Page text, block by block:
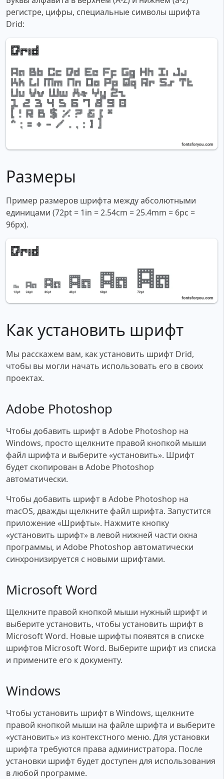
регистре, цифры, специальные символы шрифта
Drid:
Размеры
Пример размеров шрифта между абсолютными
единицами (72pt = 1in = 2.54cm = 25.4mm = 6pc =
96px).
Как установить шрифт
Мы расскажем вам, как установить шрифт Drid,
чтобы вы могли начать использовать его в своих
проектах.
Adobe Photoshop
Чтобы добавить шрифт в Adobe Photoshop на
Windows, просто щелкните правой кнопкой мыши
файл шрифта и выберите «установить». Шрифт
будет скопирован в Adobe Photoshop
автоматически.
Чтобы добавить шрифт в Adobe Photoshop на
macOS, дважды щелкните файл шрифта. Запустится
приложение «Шрифты». Нажмите кнопку
«установить шрифт» в левой нижней части окна
программы, и Adobe Photoshop автоматически
синхронизируется с новыми шрифтами.
Microsoft Word
Щелкните правой кнопкой мыши нужный шрифт и
выберите установить, чтобы установить шрифт в
Microsoft Word. Новые шрифты появятся в списке
шрифтов Microsoft Word. Выберите шрифт из списка
и примените его к документу.
Windows
Чтобы установить шрифт в Windows, щелкните
правой кнопкой мыши на файле шрифта и выберите
«установить» из контекстного меню. Для установки
шрифта требуются права администратора. После
установки шрифт будет доступен для использования
в любой программе.